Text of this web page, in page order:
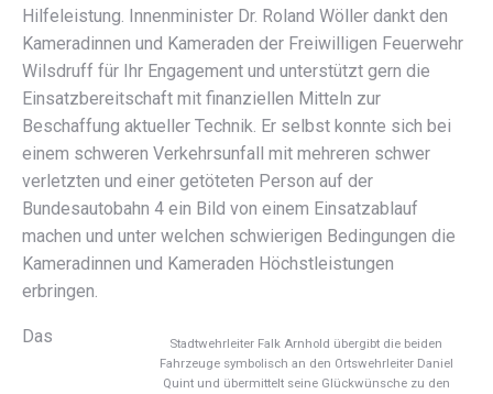
Hilfeleistung. Innenminister Dr. Roland Wöller dankt den
Kameradinnen und Kameraden der Freiwilligen Feuerwehr
Wilsdruff für Ihr Engagement und unterstützt gern die
Einsatzbereitschaft mit finanziellen Mitteln zur
Beschaffung aktueller Technik. Er selbst konnte sich bei
einem schweren Verkehrsunfall mit mehreren schwer
verletzten und einer getöteten Person auf der
Bundesautobahn 4 ein Bild von einem Einsatzablauf
machen und unter welchen schwierigen Bedingungen die
Kameradinnen und Kameraden Höchstleistungen
erbringen.
Stadtwehrleiter Falk Arnhold übergibt die beiden
Fahrzeuge symbolisch an den Ortswehrleiter Daniel
Quint und übermittelt seine Glückwünsche zu den
Das